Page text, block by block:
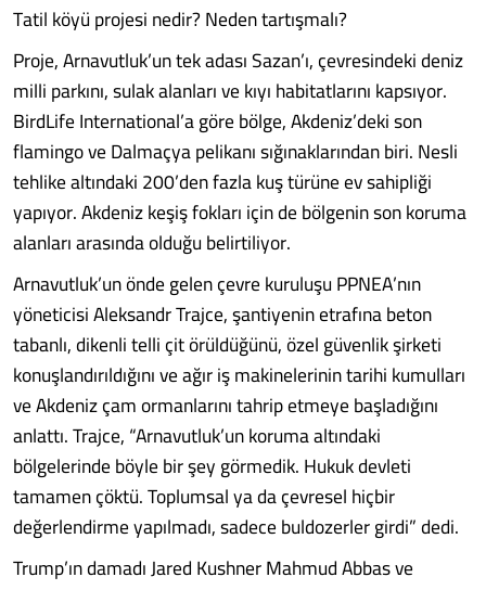
Tatil köyü projesi nedir? Neden tartışmalı?
Proje, Arnavutluk’un tek adası Sazan’ı, çevresindeki deniz
milli parkını, sulak alanları ve kıyı habitatlarını kapsıyor.
BirdLife International’a göre bölge, Akdeniz’deki son
flamingo ve Dalmaçya pelikanı sığınaklarından biri. Nesli
tehlike altındaki 200’den fazla kuş türüne ev sahipliği
yapıyor. Akdeniz keşiş fokları için de bölgenin son koruma
alanları arasında olduğu belirtiliyor.
Arnavutluk’un önde gelen çevre kuruluşu PPNEA’nın
yöneticisi Aleksandr Trajce, şantiyenin etrafına beton
tabanlı, dikenli telli çit örüldüğünü, özel güvenlik şirketi
konuşlandırıldığını ve ağır iş makinelerinin tarihi kumulları
ve Akdeniz çam ormanlarını tahrip etmeye başladığını
anlattı. Trajce, “Arnavutluk’un koruma altındaki
bölgelerinde böyle bir şey görmedik. Hukuk devleti
tamamen çöktü. Toplumsal ya da çevresel hiçbir
değerlendirme yapılmadı, sadece buldozerler girdi” dedi.
Trump’ın damadı Jared Kushner Mahmud Abbas ve